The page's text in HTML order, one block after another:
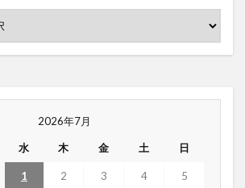
2026年7月
水 木 金 土 日
1 2 3 4 5